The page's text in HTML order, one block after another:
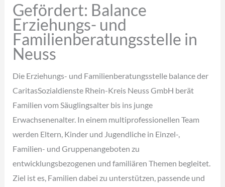
Gefördert: Balance
Erziehungs- und
Familienberatungsstelle in
Neuss
Die Erziehungs- und Familienberatungsstelle balance der
CaritasSozialdienste Rhein-Kreis Neuss GmbH berät
Familien vom Säuglingsalter bis ins junge
Erwachsenenalter. In einem multiprofessionellen Team
werden Eltern, Kinder und Jugendliche in Einzel-,
Familien- und Gruppenangeboten zu
entwicklungsbezogenen und familiären Themen begleitet.
Ziel ist es, Familien dabei zu unterstützen, passende und